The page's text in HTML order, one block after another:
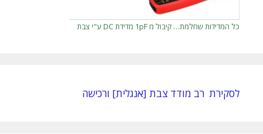
כל המדידות שחלמת… קיבול מ 1pF מדידת DC ע"י צבת
לסקירת רב מודד צבת [אנגלית] ורכישה